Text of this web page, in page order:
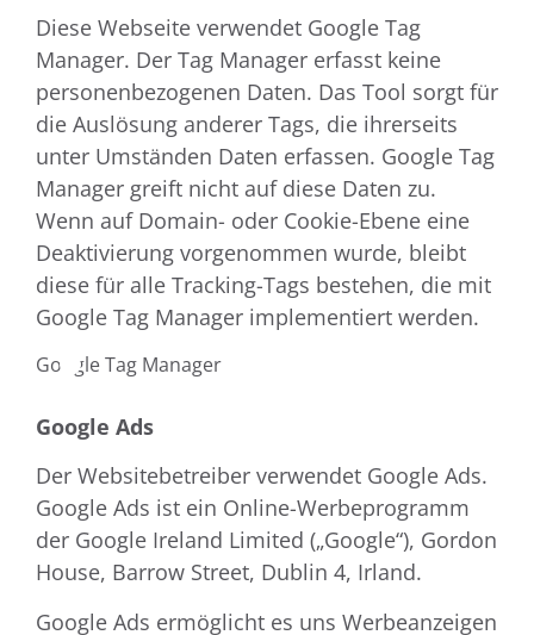
Diese Webseite verwendet Google Tag
Manager. Der Tag Manager erfasst keine
personenbezogenen Daten. Das Tool sorgt für
die Auslösung anderer Tags, die ihrerseits
unter Umständen Daten erfassen. Google Tag
Manager greift nicht auf diese Daten zu.
Wenn auf Domain- oder Cookie-Ebene eine
Deaktivierung vorgenommen wurde, bleibt
diese für alle Tracking-Tags bestehen, die mit
Google Tag Manager implementiert werden.
Google Tag Manager
Google Ads
Der Websitebetreiber verwendet Google Ads.
Google Ads ist ein Online-Werbeprogramm
der Google Ireland Limited („Google“), Gordon
House, Barrow Street, Dublin 4, Irland.
Google Ads ermöglicht es uns Werbeanzeigen